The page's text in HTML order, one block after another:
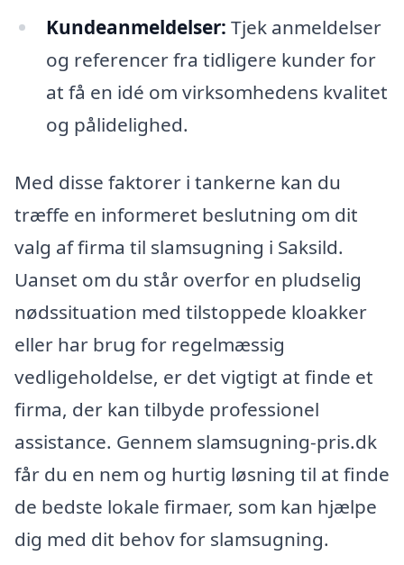
Kundeanmeldelser: Tjek anmeldelser
og referencer fra tidligere kunder for
at få en idé om virksomhedens kvalitet
og pålidelighed.
Med disse faktorer i tankerne kan du
træffe en informeret beslutning om dit
valg af firma til slamsugning i Saksild.
Uanset om du står overfor en pludselig
nødssituation med tilstoppede kloakker
eller har brug for regelmæssig
vedligeholdelse, er det vigtigt at finde et
firma, der kan tilbyde professionel
assistance. Gennem slamsugning-pris.dk
får du en nem og hurtig løsning til at finde
de bedste lokale firmaer, som kan hjælpe
dig med dit behov for slamsugning.